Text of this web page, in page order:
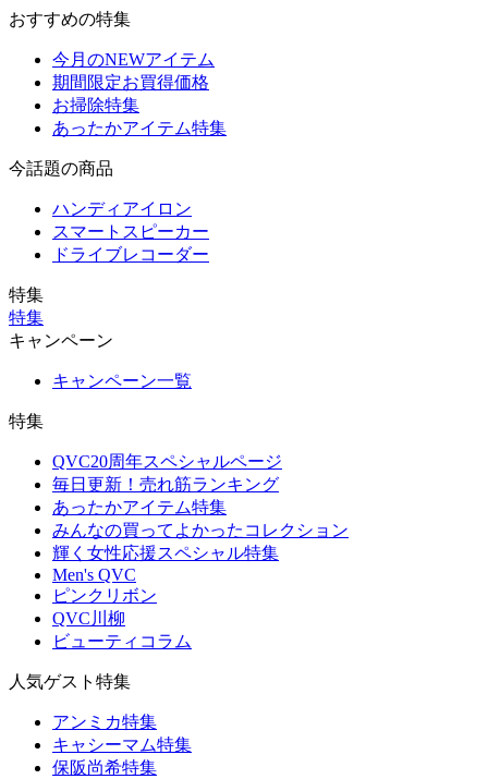
おすすめの特集
今月のNEWアイテム
期間限定お買得価格
お掃除特集
あったかアイテム特集
今話題の商品
ハンディアイロン
スマートスピーカー
ドライブレコーダー
特集
特集
キャンペーン
キャンペーン一覧
特集
QVC20周年スペシャルページ
毎日更新！売れ筋ランキング
あったかアイテム特集
みんなの買ってよかったコレクション
輝く女性応援スペシャル特集
Men's QVC
ピンクリボン
QVC川柳
ビューティコラム
人気ゲスト特集
アンミカ特集
キャシーマム特集
保阪尚希特集